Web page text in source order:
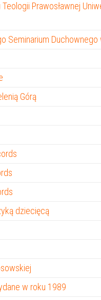
Prawosławnej
Seminarium Duchownego
Górą
dziecięcą
w roku 1989